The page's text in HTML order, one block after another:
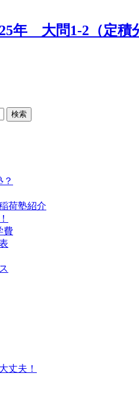
年 大問1‐2（定
荷塾紹介
費
丈夫！